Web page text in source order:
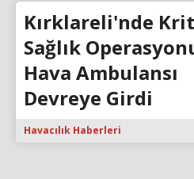
Kırklareli'nde
Sağlık
Hava Ambulansı
Devreye Girdi
Havacılık Haberleri